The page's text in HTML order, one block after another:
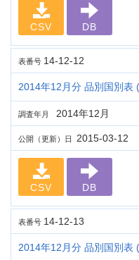
CSV DB
表番号 14-12-12
2014年12月分 品別国別表
調査年月 2014年12月
公開（更新）日 2015-03-12
CSV DB
表番号 14-12-13
2014年12月分 品別国別表